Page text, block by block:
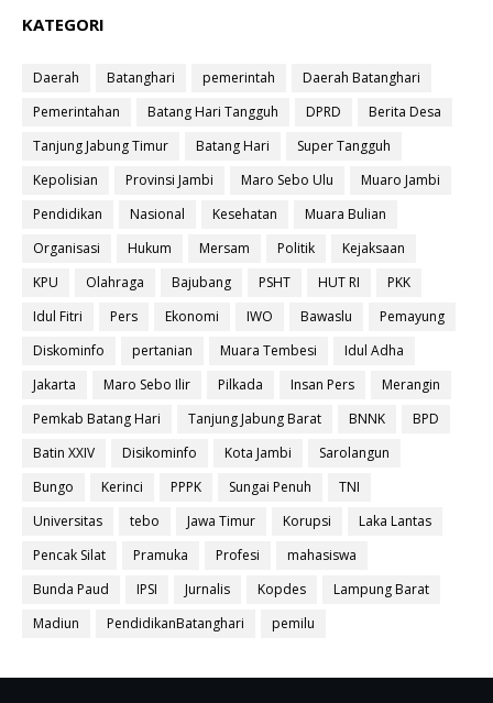
KATEGORI
Daerah Batanghari pemerintah
Daerah Batanghari
Pemerintahan
Batang Hari Tangguh DPRD
Berita Desa
Tanjung Jabung Timur
Batang Hari
Super Tangguh
Kepolisian
Provinsi Jambi Maro Sebo Ulu
Muaro Jambi
Pendidikan
Nasional Kesehatan
Muara Bulian
Organisasi
Hukum Mersam Politik
Kejaksaan
KPU
Olahraga Bajubang PSHT HUT RI
PKK
Idul Fitri
Pers Ekonomi IWO Bawaslu
Pemayung
Diskominfo
pertanian Muara Tembesi
Idul Adha
Jakarta
Maro Sebo Ilir Pilkada Insan Pers
Merangin
Pemkab Batang Hari
Tanjung Jabung Barat BNNK
BPD
Batin XXIV
Disikominfo Kota Jambi
Sarolangun
Bungo
Kerinci PPPK Sungai Penuh
TNI
Universitas
tebo Jawa Timur Korupsi
Laka Lantas
Pencak Silat
Pramuka Profesi
mahasiswa
Bunda Paud
IPSI Jurnalis Kopdes
Lampung Barat
Madiun
PendidikanBatanghari pemilu